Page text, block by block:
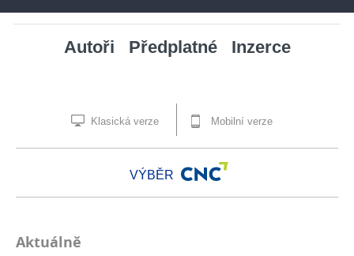
Autoři Předplatné Inzerce
Klasická verze Mobilní verze
VÝBĚR
Aktuálně